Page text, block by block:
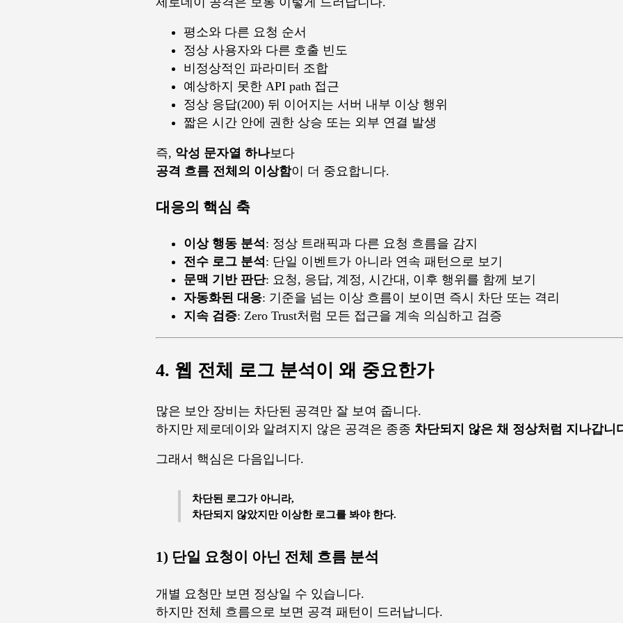
평소와 다른 요청 순서
정상 사용자와 다른 호출 빈도
비정상적인 파라미터 조합
예상하지 못한 API path 접근
정상 응답(200) 뒤 이어지는 서버 내부 이상 행위
짧은 시간 안에 권한 상승 또는 외부 연결 발생
즉, 악성 문자열 하나보다
공격 흐름 전체의 이상함이 더 중요합니다.
대응의 핵심 축
이상 행동 분석: 정상 트래픽과 다른 요청 흐름을 감지
전수 로그 분석: 단일 이벤트가 아니라 연속 패턴으로 보기
문맥 기반 판단: 요청, 응답, 계정, 시간대, 이후 행위를 함께 보기
자동화된 대응: 기준을 넘는 이상 흐름이 보이면 즉시 차단 또는 격리
지속 검증: Zero Trust처럼 모든 접근을 계속 의심하고 검증
4. 웹 전체 로그 분석이 왜 중요한가
많은 보안 장비는 차단된 공격만 잘 보여 줍니다.
하지만 제로데이와 알려지지 않은 공격은 종종 차단되지 않은 채 정상처럼 지나갑니
그래서 핵심은 다음입니다.
차단된 로그가 아니라,
차단되지 않았지만 이상한 로그를 봐야 한다.
1) 단일 요청이 아닌 전체 흐름 분석
개별 요청만 보면 정상일 수 있습니다.
하지만 전체 흐름으로 보면 공격 패턴이 드러납니다.